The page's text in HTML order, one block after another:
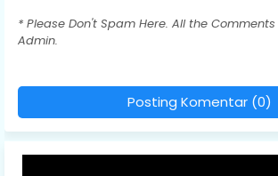
* Please Don't Spam Here. All the
Admin.
Posting Komentar (0)